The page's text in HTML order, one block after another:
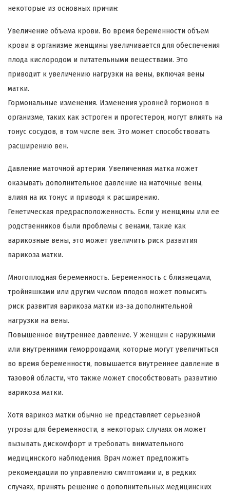
некоторые из основных причин:
Увеличение объема крови. Во время беременности объем
крови в организме женщины увеличивается для обеспечения
плода кислородом и питательными веществами. Это
приводит к увеличению нагрузки на вены, включая вены
матки.
Гормональные изменения. Изменения уровней гормонов в
организме, таких как эстроген и прогестерон, могут влиять на
тонус сосудов, в том числе вен. Это может способствовать
расширению вен.
Давление маточной артерии. Увеличенная матка может
оказывать дополнительное давление на маточные вены,
влияя на их тонус и приводя к расширению.
Генетическая предрасположенность. Если у женщины или ее
родственников были проблемы с венами, такие как
варикозные вены, это может увеличить риск развития
варикоза матки.
Многоплодная беременность. Беременность с близнецами,
тройняшками или другим числом плодов может повысить
риск развития варикоза матки из-за дополнительной
нагрузки на вены.
Повышенное внутреннее давление. У женщин с наружными
или внутренними геморроидами, которые могут увеличиться
во время беременности, повышается внутреннее давление в
тазовой области, что также может способствовать развитию
варикоза матки.
Хотя варикоз матки обычно не представляет серьезной
угрозы для беременности, в некоторых случаях он может
вызывать дискомфорт и требовать внимательного
медицинского наблюдения. Врач может предложить
рекомендации по управлению симптомами и, в редких
случаях, принять решение о дополнительных медицинских